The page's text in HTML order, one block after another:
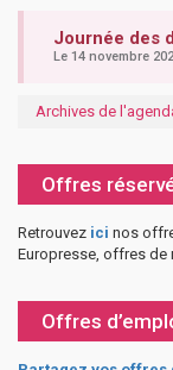
Journée des
Le 14 novembre
Archives de
Offres
Retrouvez ici nos
Europresse, offres de
Offres